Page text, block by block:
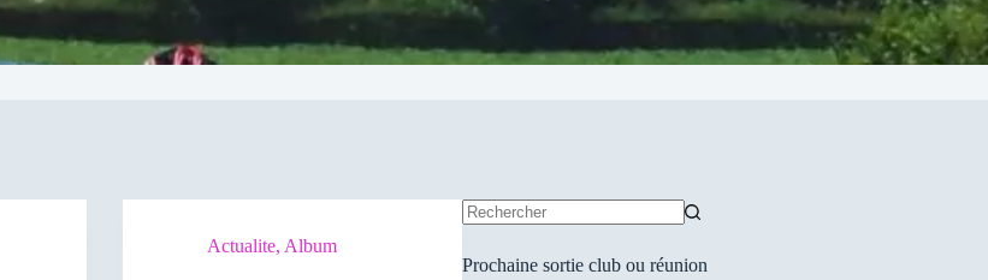
Actualite, Album
résultat
Prochaine sortie club ou réunion